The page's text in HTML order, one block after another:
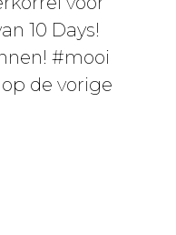
10 Days!
#mooi
de vorige